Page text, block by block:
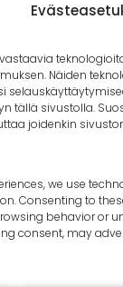
Näiden
tällä sivustolla.
joidenkin
we use
Consenting to
behavior or
consent, may